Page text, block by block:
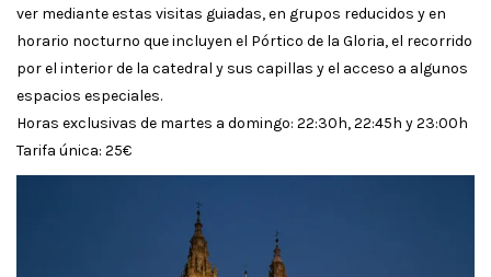
ver mediante estas visitas guiadas, en grupos reducidos y en
horario nocturno que incluyen el Pórtico de la Gloria, el recorrido
por el interior de la catedral y sus capillas y el acceso a algunos
espacios especiales.
Horas exclusivas de martes a domingo: 22:30h, 22:45h y 23:00h
Tarifa única: 25€